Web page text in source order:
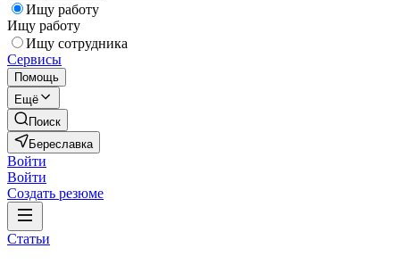
Ищу работу
Ищу работу
Ищу сотрудника
Сервисы
Помощь
Ещё
Поиск
Береславка
Войти
Войти
Создать резюме
Статьи